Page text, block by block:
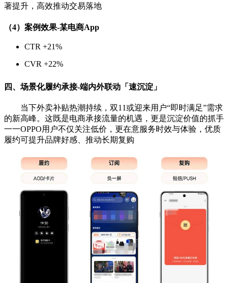
著提升，高效推动交易落地
（4）案例效果-某电商App
CTR +21%
CVR +22%
四、场景化履约承接-端内外联动「速沉淀」
当下外卖补贴热潮持续，双11或迎来用户“即时满足”需求
的新高峰。这既是电商承接流量的机遇， 更是沉淀价值的抓手
一一OPPO用户不仅关注低价，更在意服务时效与体验，优质
履约可提升品牌好感、推动长期复购